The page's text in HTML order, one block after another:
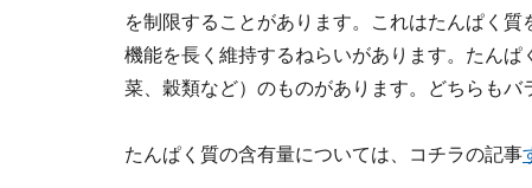
を制限することがあります。これはたんぱく
機能を長く維持するねらいがあります。たん
菜、穀類など）のものがあります。どちらもバ
たんぱく質の含有量については、コチラの記事